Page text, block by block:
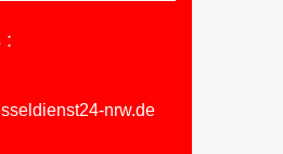
:
nrw.de